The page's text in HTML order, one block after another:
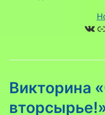
Викторина